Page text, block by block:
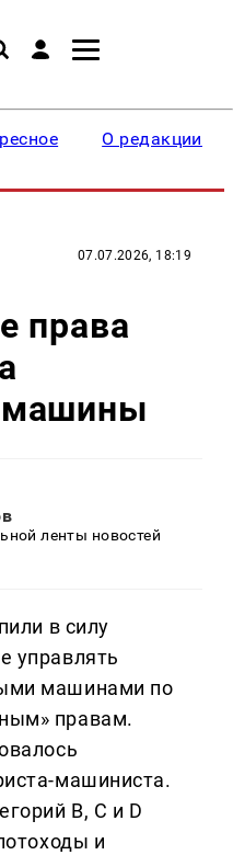
О редакции
07.07.2026, 18:19
права
машины
ленты новостей
в силу
управлять
машинами по
правам.
машиниста.
B, C и D
и